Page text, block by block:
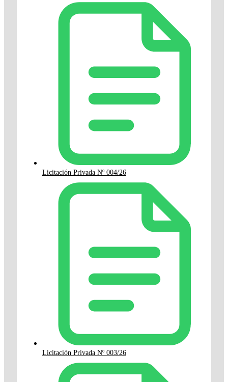
Licitación Privada Nº 004/26
Licitación Privada Nº 003/26